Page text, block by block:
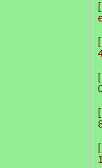
[
[
[
[
[